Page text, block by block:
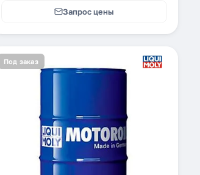
Запрос цены
Под заказ